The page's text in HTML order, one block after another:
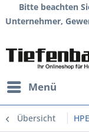
Bitte beachten
Unternehmer,
Menü
Übersicht HPE